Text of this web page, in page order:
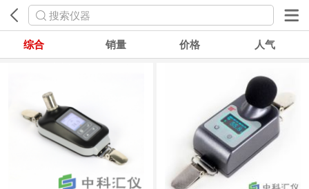
搜索仪器
综合 销量 价格 人气